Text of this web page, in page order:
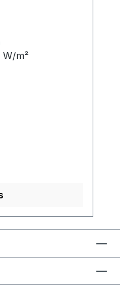
m²